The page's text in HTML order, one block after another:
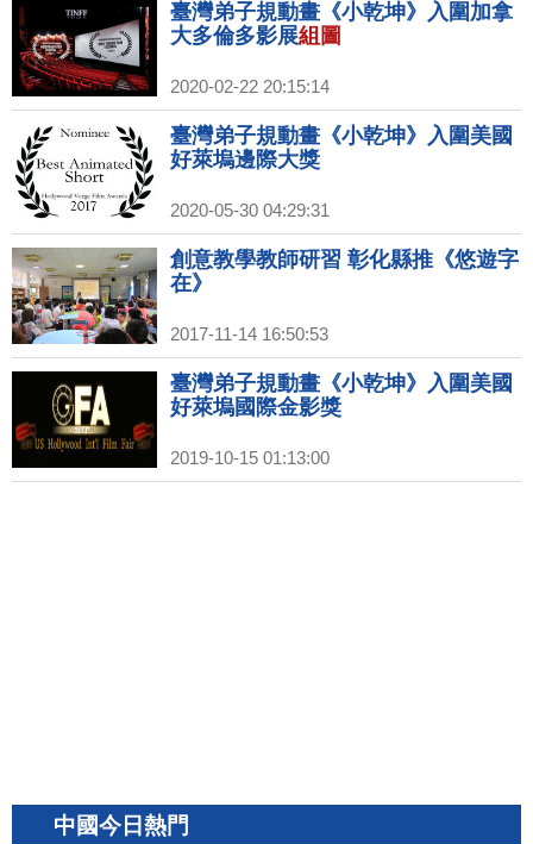
臺灣弟子規動畫《小乾坤》入圍加拿
大多倫多影展組圖
2020-02-22 20:15:14
臺灣弟子規動畫《小乾坤》入圍美國
好萊塢邊際大獎
2020-05-30 04:29:31
創意教學教師研習 彰化縣推《悠遊字
在》
2017-11-14 16:50:53
臺灣弟子規動畫《小乾坤》入圍美國
好萊塢國際金影獎
2019-10-15 01:13:00
中國今日熱門